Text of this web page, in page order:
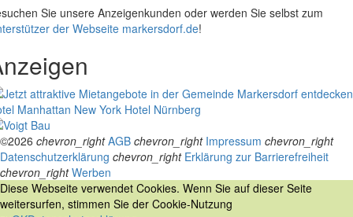
Sie unsere Anzeigenkunden oder werden Sie selbst zum
der Webseite markersdorf.de!
Manhattan New York Hotel Nürnberg
©2026 chevron_right AGB chevron_right Impressum chevron_right
Datenschutzerklärung chevron_right Erklärung zur Barrierefreiheit
chevron_right Werben
Diese Webseite verwendet Cookies. Wenn Sie auf dieser Seite
weitersurfen, stimmen Sie der Cookie-Nutzung